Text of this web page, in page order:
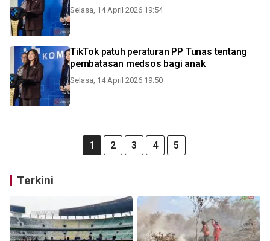
Selasa, 14 April 2026 19:54
TikTok patuh peraturan PP Tunas tentang
pembatasan medsos bagi anak
Selasa, 14 April 2026 19:50
1 2 3 4 5
Terkini